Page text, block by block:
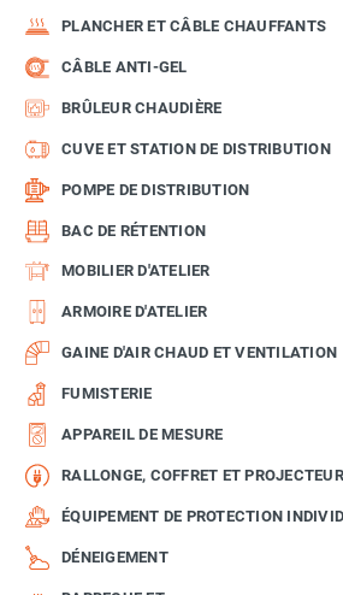
PLANCHER ET CÂBLE CHAUFFANTS
CÂBLE ANTI-GEL
BRÛLEUR CHAUDIÈRE
CUVE ET STATION DE DISTRIBUTION
POMPE DE DISTRIBUTION
BAC DE RÉTENTION
MOBILIER D'ATELIER
ARMOIRE D'ATELIER
GAINE D'AIR CHAUD ET VENTILATION
FUMISTERIE
APPAREIL DE MESURE
RALLONGE, COFFRET ET
ÉQUIPEMENT DE PROTECTION
DÉNEIGEMENT